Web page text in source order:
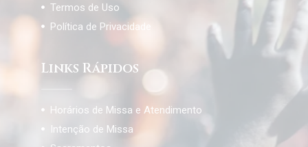
Termos de Uso
Política de Privacidade
Links Rápidos
Horários de Missa e Atendimento
Intenção de Missa